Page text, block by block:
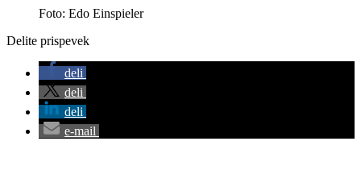
Foto: Edo Einspieler
Delite prispevek
deli
deli
deli
e-mail